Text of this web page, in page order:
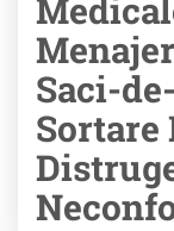
Saci-
Sortare